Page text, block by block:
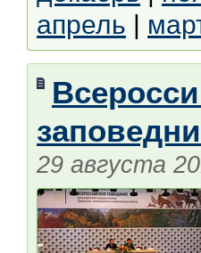
апрель |
29 августа